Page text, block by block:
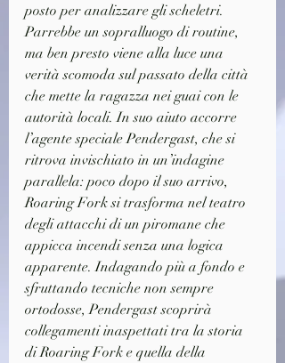
posto per analizzare gli scheletri.
Parrebbe un sopralluogo di routine,
ma ben presto viene alla luce una
verità scomoda sul passato della città
che mette la ragazza nei guai con le
autorità locali. In suo aiuto accorre
l’agente speciale Pendergast, che si
ritrova invischiato in un’indagine
parallela: poco dopo il suo arrivo,
Roaring Fork si trasforma nel teatro
degli attacchi di un piromane che
appicca incendi senza una logica
apparente. Indagando più a fondo e
sfruttando tecniche non sempre
ortodosse, Pendergast scoprirà
collegamenti inaspettati tra la storia
di Roaring Fork e quella della